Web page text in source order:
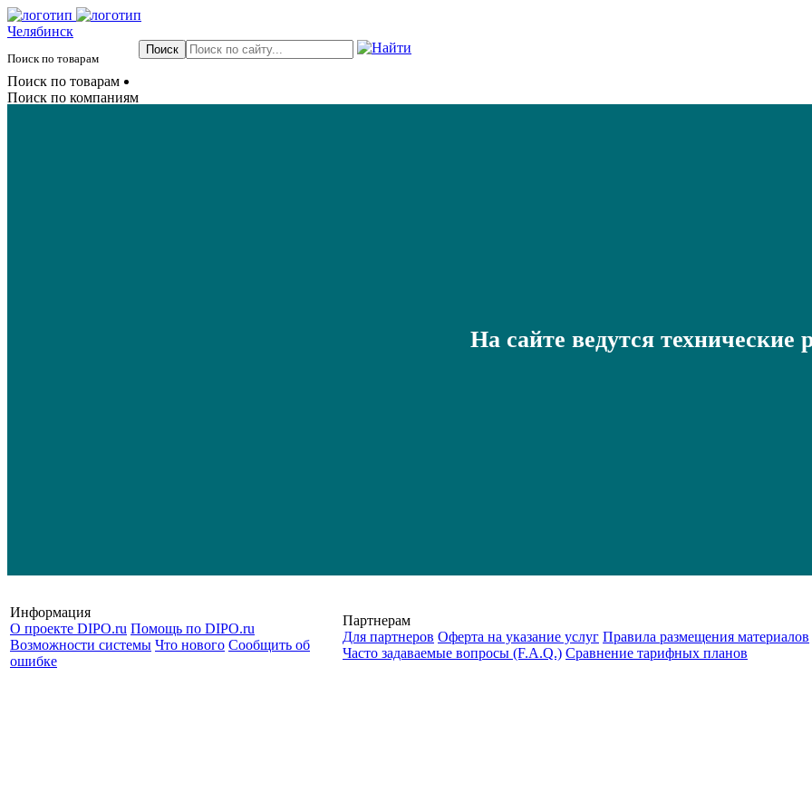
Челябинск
Поиск по товарам
Поиск по товарам
Поиск по компаниям
На сайте ведутся технические
Информация
О проекте DIPO.ru Помощь по DIPO.ru
Возможности системы Что нового Сообщить об
ошибке
Партнерам
Для партнеров Оферта на указание услуг Правила размещения материалов
Часто задаваемые вопросы (F.A.Q.) Cравнение тарифных планов